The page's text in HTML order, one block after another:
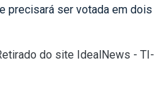
precisará ser votada em dois
do site IdealNews - TI-